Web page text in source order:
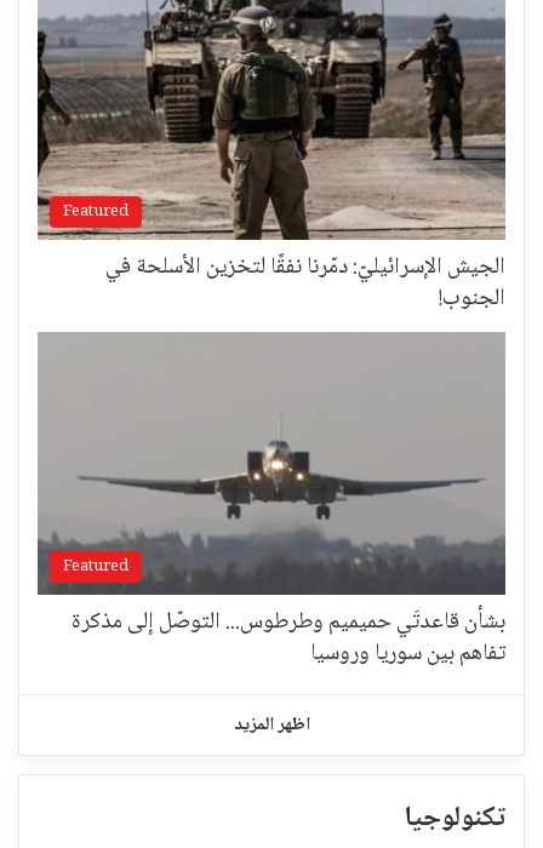
Featured
الجيش الإسرائيليّ: دمّرنا نفقًا لتخزين الأسلحة في
الجنوب!
Featured
بشأن قاعدتَي حميميم وطرطوس... التوصّل إلى مذكرة
تفاهم بين سوريا وروسيا
اظهر المزيد
تكنولوجيا